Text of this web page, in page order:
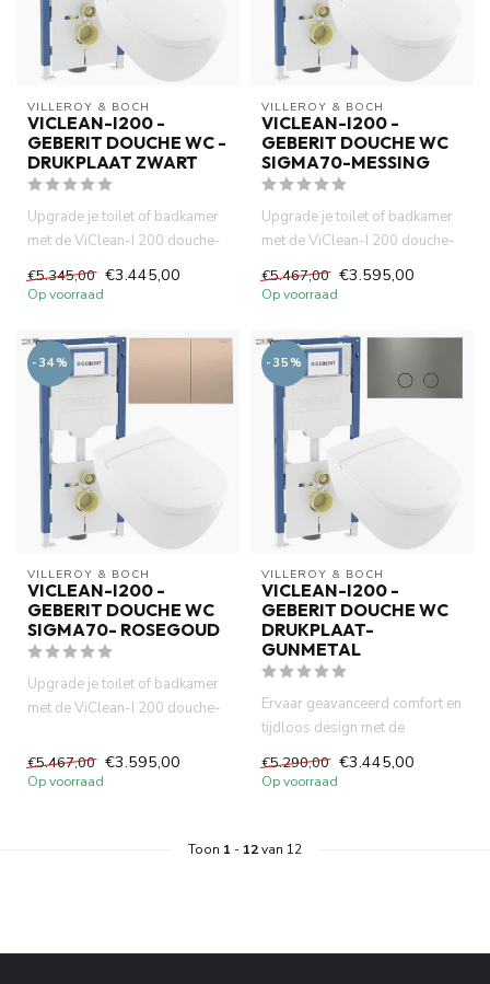
VILLEROY & BOCH
VICLEAN-I200 -
GEBERIT DOUCHE WC -
DRUKPLAAT ZWART
Upgrade je toilet of badkamer
met de ViClean-I 200 douche-
wc, het betrouwbare Ge...
€5.345,00 €3.445,00
Op voorraad
VILLEROY & BOCH
VICLEAN-I200 -
GEBERIT DOUCHE WC
SIGMA70-MESSING
Upgrade je toilet of badkamer
met de ViClean-I 200 douche-
wc, het betrouwbare Ge...
€5.467,00 €3.595,00
Op voorraad
-34%
VILLEROY & BOCH
VICLEAN-I200 -
GEBERIT DOUCHE WC
SIGMA70- ROSEGOUD
Upgrade je toilet of badkamer
met de ViClean-I 200 douche-
€5.467,00 €3.595,00
Op voorraad
-35%
VILLEROY & BOCH
VICLEAN-I200 -
GEBERIT DOUCHE WC
DRUKPLAAT-
GUNMETAL
Ervaar geavanceerd comfort en
tijdloos design met de
ViClean-I 200 douche-wc van...
€5.290,00 €3.445,00
Op voorraad
Toon 1 - 12van 12